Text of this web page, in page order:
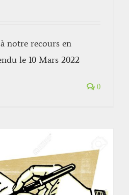
notre recours en
le 10 Mars 2022
0